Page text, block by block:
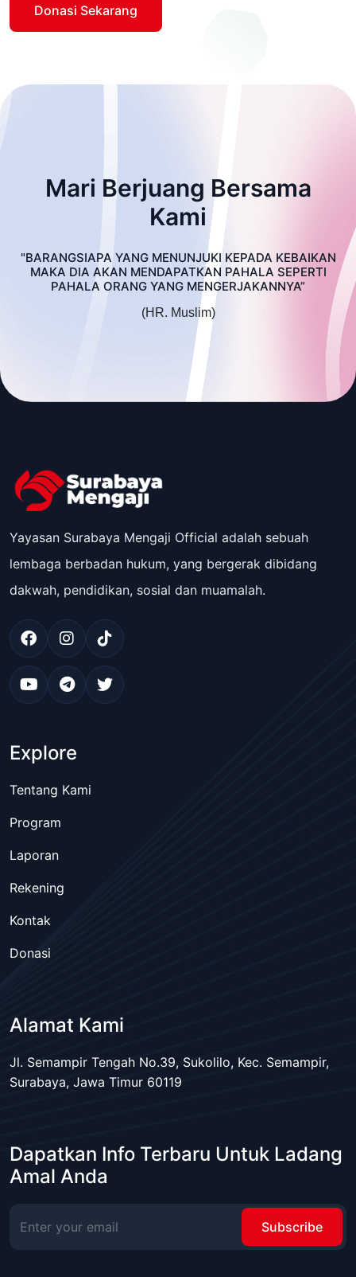
Donasi Sekarang
Mari Berjuang Bersama
Kami
"BARANGSIAPA YANG MENUNJUKI KEPADA KEBAIKAN
MAKA DIA AKAN MENDAPATKAN PAHALA SEPERTI
PAHALA ORANG YANG MENGERJAKANNYA”
(HR. Muslim)
Yayasan Surabaya Mengaji Official adalah sebuah
lembaga berbadan hukum, yang bergerak dibidang
dakwah, pendidikan, sosial dan muamalah.
Explore
Tentang Kami
Program
Laporan
Rekening
Kontak
Donasi
Alamat Kami
Jl. Semampir Tengah No.39, Sukolilo, Kec. Semampir,
Surabaya, Jawa Timur 60119
Dapatkan Info Terbaru Untuk Ladang
Amal Anda
Subscribe